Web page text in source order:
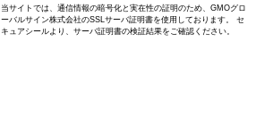
当サイトでは、通信情報の暗号化と実在性の証明のため、GMOグロ
ーバルサイン株式会社のSSLサーバ証明書を使用しております。 セ
キュアシールより、サーバ証明書の検証結果をご確認ください。